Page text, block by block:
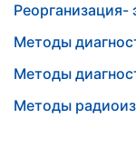
Методы
Методы
Методы